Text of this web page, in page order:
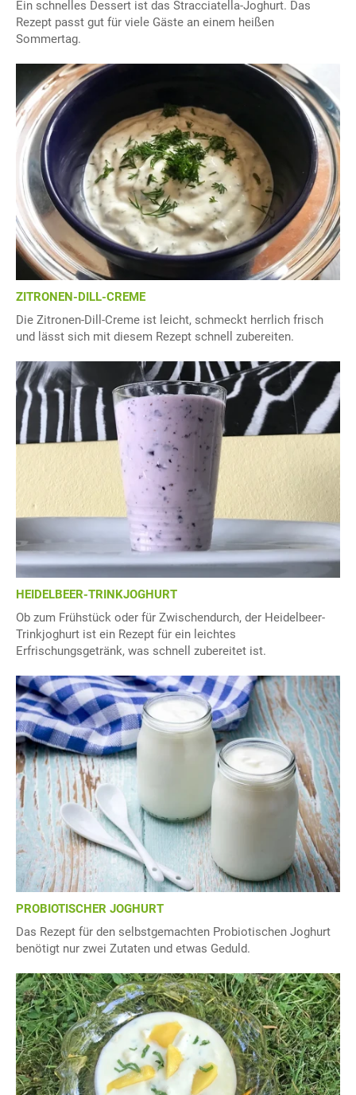
Ein schnelles Dessert ist das Stracciatella-Joghurt. Das
Rezept passt gut für viele Gäste an einem heißen
Sommertag.
ZITRONEN-DILL-CREME
Die Zitronen-Dill-Creme ist leicht, schmeckt herrlich frisch
und lässt sich mit diesem Rezept schnell zubereiten.
HEIDELBEER-TRINKJOGHURT
Ob zum Frühstück oder für Zwischendurch, der Heidelbeer-
Trinkjoghurt ist ein Rezept für ein leichtes
Erfrischungsgetränk, was schnell zubereitet ist.
PROBIOTISCHER JOGHURT
Das Rezept für den selbstgemachten Probiotischen Joghurt
benötigt nur zwei Zutaten und etwas Geduld.